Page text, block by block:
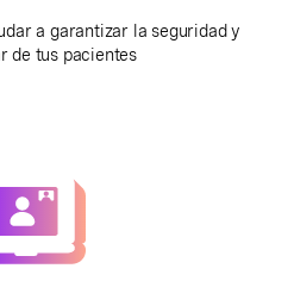
a garantizar la seguridad y
de tus pacientes